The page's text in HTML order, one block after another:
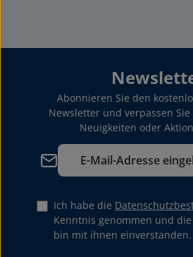
Abonnieren Sie den
Newsletter und verpassen
Neuigkeiten oder
E-Mail-Adresse*
Ich habe die
Kenntnis genommen und die
bin mit ihnen einverstanden.